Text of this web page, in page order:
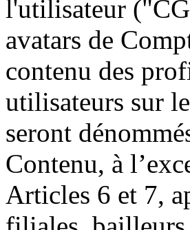
l'utilisateur
avatars de
contenu des
utilisateurs sur
seront
Contenu, à
Articles 6 et 7,